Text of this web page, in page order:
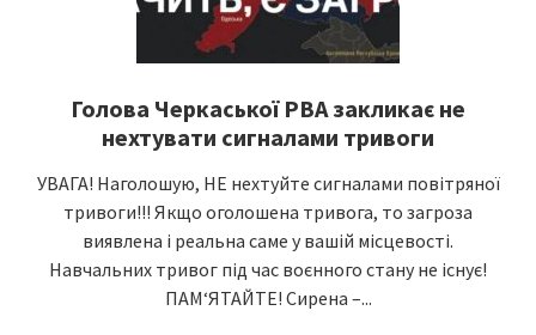
Голова Черкаської РВА закликає не
нехтувати сигналами тривоги
УВАГА! Наголошую, НЕ нехтуйте сигналами повітряної
тривоги!!! Якщо оголошена тривога, то загроза
виявлена і реальна саме у вашій місцевості.
Навчальних тривог під час воєнного стану не існує!
ПАМ‘ЯТАЙТЕ! Сирена –...